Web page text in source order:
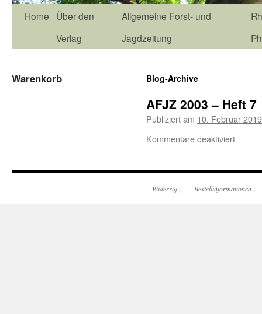
Home
Über den
Verlag
Allgemeine Forst- und
Jagdzeitung
Blog-Archive
AFJZ 2003 – Heft 7
Publiziert am 10. Februar 2019
Kommentare deaktiviert
Warenkorb
Widerruf| Bestellinformationen |